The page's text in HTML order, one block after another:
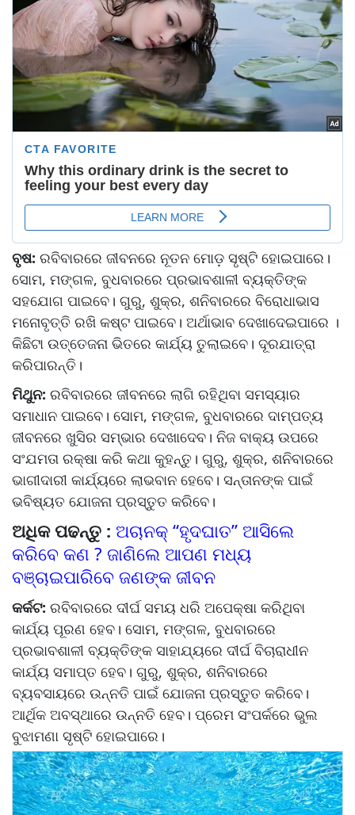
ବୃଷ: ରବିବାରରେ ଜୀବନରେ ନୂତନ ମୋଡ଼ ସୃଷ୍ଟି ହୋଇପାରେ।
ସୋମ, ମଙ୍ଗଳ, ବୁଧବାରରେ ପ୍ରଭାବଶାଳୀ ବ୍ୟକ୍ତିଙ୍କ
ସହଯୋଗ ପାଇବେ। ଗୁରୁ, ଶୁକ୍ର, ଶନିବାରରେ ବିରୋଧାଭାସ
ମନୋବୃତ୍ତି ରଖି କଷ୍ଟ ପାଇବେ। ଅର୍ଥାଭାବ ଦେଖାଦେଇପାରେ ।
କିଛିଟା ଉତ୍ତେଜନା ଭିତରେ କାର୍ଯ୍ୟ ତୁଲାଇବେ। ଦୂରଯାତ୍ରା
କରିପାରନ୍ତି।
ମିଥୁନ: ରବିବାରରେ ଜୀବନରେ ଲାଗି ରହିଥିବା ସମସ୍ୟାର
ସମାଧାନ ପାଇବେ। ସୋମ, ମଙ୍ଗଳ, ବୁଧବାରରେ ଦାମ୍ପତ୍ୟ
ଜୀବନରେ ଖୁସିର ସମ୍ଭାର ଦେଖାଦେବ। ନିଜ ବାକ୍ୟ ଉପରେ
ସଂଯମତା ରକ୍ଷା କରି କଥା କୁହନ୍ତୁ। ଗୁରୁ, ଶୁକ୍ର, ଶନିବାରରେ
ଭାଗୀଦାରୀ କାର୍ଯ୍ୟରେ ଲାଭବାନ ହେବେ। ସନ୍ତାନଙ୍କ ପାଇଁ
ଭବିଷ୍ୟତ ଯୋଜନା ପ୍ରସ୍ତୁତ କରିବେ।
ଅଧିକ ପଢନ୍ତୁ : ଅଚାନକ୍ “ହୃଦଘାତ” ଆସିଲେ
କରିବେ କଣ ? ଜାଣିଲେ ଆପଣ ମଧ୍ୟ
ବଞ୍ଚାଇପାରିବେ ଜଣଙ୍କ ଜୀବନ
କର୍କଟ: ରବିବାରରେ ଦୀର୍ଘ ସମୟ ଧରି ଅପେକ୍ଷା କରିଥିବା
କାର୍ଯ୍ୟ ପୂରଣ ହେବ। ସୋମ, ମଙ୍ଗଳ, ବୁଧବାରରେ
ପ୍ରଭାବଶାଳୀ ବ୍ୟକ୍ତିଙ୍କ ସାହାଯ୍ୟରେ ଦୀର୍ଘ ବିଚାରାଧୀନ
କାର୍ଯ୍ୟ ସମାପ୍ତ ହେବ। ଗୁରୁ, ଶୁକ୍ର, ଶନିବାରରେ
ବ୍ୟବସାୟରେ ଉନ୍ନତି ପାଇଁ ଯୋଜନା ପ୍ରସ୍ତୁତ କରିବେ।
ଆର୍ଥିକ ଅବସ୍ଥାରେ ଉନ୍ନତି ହେବ। ପ୍ରେମ ସଂପର୍କରେ ଭୁଲ
ବୁଝାମଣା ସୃଷ୍ଟି ହୋଇପାରେ।